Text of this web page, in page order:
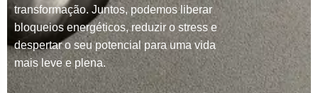
transformação. Juntos, podemos liberar
bloqueios energéticos, reduzir o stress e
despertar o seu potencial para uma vida
mais leve e plena.